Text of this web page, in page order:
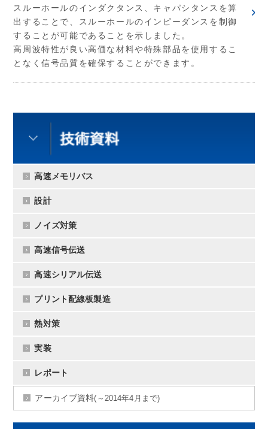
高速メモリバス
設計
ノイズ対策
高速信号伝送
高速シリアル伝送
プリント配線板製造
熱対策
実装
レポート
アーカイブ資料(～2014年4月まで)
スルーホールのインダクタンス、キャパシタンスを算
出することで、スルーホールのインピーダンスを制御
することが可能であることを示しました。
高周波特性が良い高価な材料や特殊部品を使用するこ
となく信号品質を確保することができます。